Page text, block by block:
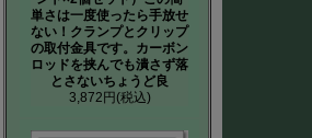
単さは一度使ったら手放せ
ない！クランプとクリップ
の取付金具です。カーボン
ロッドを挟んでも潰さず落
とさないちょうど良
3,872円(税込)